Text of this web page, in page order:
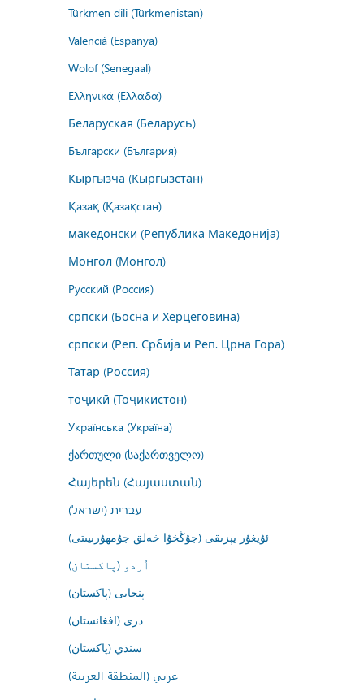
Türkmen dili (Türkmenistan)
Valencià (Espanya)
Wolof (Senegaal)
Ελληνικά (Ελλάδα)
Беларуская (Беларусь)
Български (България)
Кыргызча (Кыргызстан)
Қазақ (Қазақстан)
македонски (Република Македонија)
Монгол (Монгол)
Русский (Россия)
српски (Босна и Херцеговина)
српски (Реп. Србија и Реп. Црна Гора)
Татар (Россия)
тоҷикӣ (Тоҷикистон)
Українська (Україна)
ქართული (საქართველო)
Հայերեն (Հայաստան)
עברית (ישראל)
ئۇيغۇر يېزىقى (جۇڭخۇا خەلق جۇمھۇرىيىتى)
اُردو (پاکستان)
پنجابی (پاکستان)
درى (افغانستان)
سنڌي (پاکستان)
عربي (المنطقة العربية)